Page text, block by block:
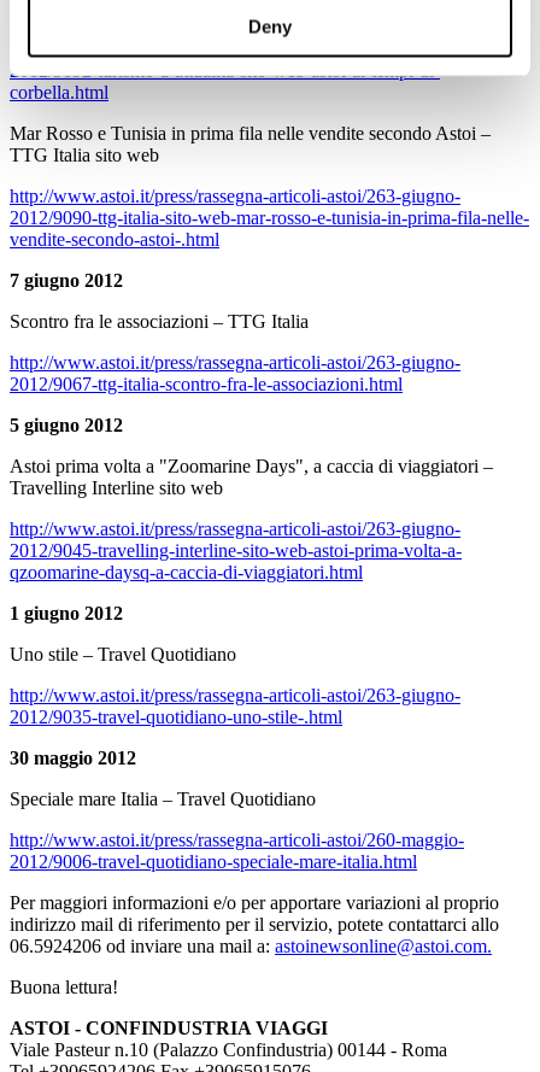
Deny
http://www.astoi.it/press/rassegna-articoli-astoi/263-giugno-
2012/9092-turismo-a-attualita-sito-web-astoi-ai-tempi-di-
corbella.html
Mar Rosso e Tunisia in prima fila nelle vendite secondo Astoi –
TTG Italia sito web
http://www.astoi.it/press/rassegna-articoli-astoi/263-giugno-
2012/9090-ttg-italia-sito-web-mar-rosso-e-tunisia-in-prima-fila-nelle-
vendite-secondo-astoi-.html
7 giugno 2012
Scontro fra le associazioni – TTG Italia
http://www.astoi.it/press/rassegna-articoli-astoi/263-giugno-
2012/9067-ttg-italia-scontro-fra-le-associazioni.html
5 giugno 2012
Astoi prima volta a "Zoomarine Days", a caccia di viaggiatori –
Travelling Interline sito web
http://www.astoi.it/press/rassegna-articoli-astoi/263-giugno-
2012/9045-travelling-interline-sito-web-astoi-prima-volta-a-
qzoomarine-daysq-a-caccia-di-viaggiatori.html
1 giugno 2012
Uno stile – Travel Quotidiano
http://www.astoi.it/press/rassegna-articoli-astoi/263-giugno-
2012/9035-travel-quotidiano-uno-stile-.html
30 maggio 2012
Speciale mare Italia – Travel Quotidiano
http://www.astoi.it/press/rassegna-articoli-astoi/260-maggio-
2012/9006-travel-quotidiano-speciale-mare-italia.html
Per maggiori informazioni e/o per apportare variazioni al proprio
indirizzo mail di riferimento per il servizio, potete contattarci allo
06.5924206 od inviare una mail a: astoinewsonline@astoi.com.
Buona lettura!
ASTOI - CONFINDUSTRIA VIAGGI
Viale Pasteur n.10 (Palazzo Confindustria) 00144 - Roma